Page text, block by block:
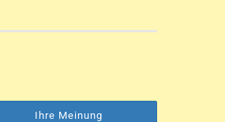
Ihre Meinung